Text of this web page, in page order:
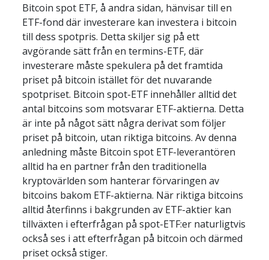
Bitcoin spot ETF, å andra sidan, hänvisar till en
ETF-fond där investerare kan investera i bitcoin
till dess spotpris. Detta skiljer sig på ett
avgörande sätt från en termins-ETF, där
investerare måste spekulera på det framtida
priset på bitcoin istället för det nuvarande
spotpriset. Bitcoin spot-ETF innehåller alltid det
antal bitcoins som motsvarar ETF-aktierna. Detta
är inte på något sätt några derivat som följer
priset på bitcoin, utan riktiga bitcoins. Av denna
anledning måste Bitcoin spot ETF-leverantören
alltid ha en partner från den traditionella
kryptovärlden som hanterar förvaringen av
bitcoins bakom ETF-aktierna. När riktiga bitcoins
alltid återfinns i bakgrunden av ETF-aktier kan
tillväxten i efterfrågan på spot-ETF:er naturligtvis
också ses i att efterfrågan på bitcoin och därmed
priset också stiger.